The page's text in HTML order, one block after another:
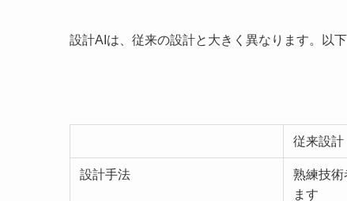
設計AIは、従来の設計と大きく異なります。以
従来設計
設計手法
熟練技術
ます